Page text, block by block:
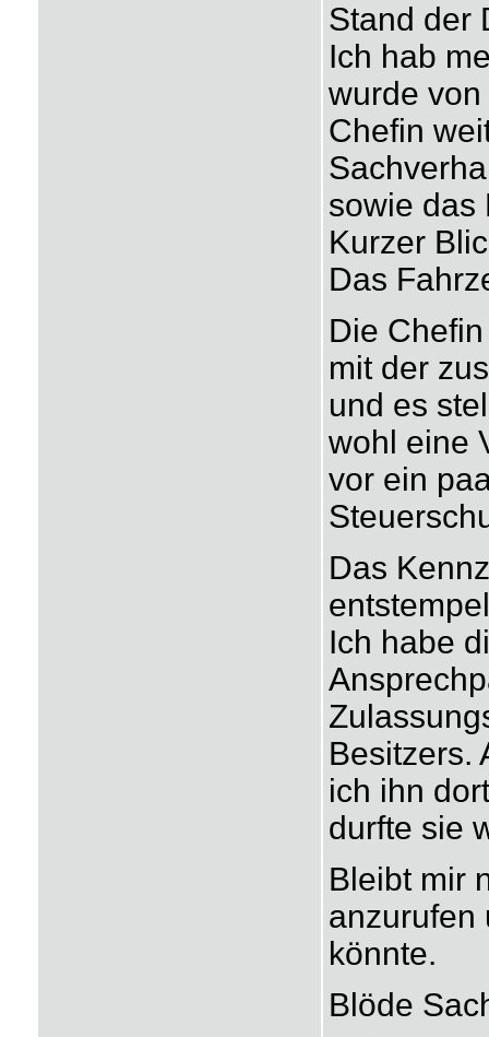
Stand der
Ich hab
wurde
Chefin
sowie das
Kurzer
Das
Die
mit der
und es
wohl eine
vor ein
Das
Ich habe
Besitzers.
ich ihn
durfte sie
Bleibt mir
anzurufen
könnte.
Blöde